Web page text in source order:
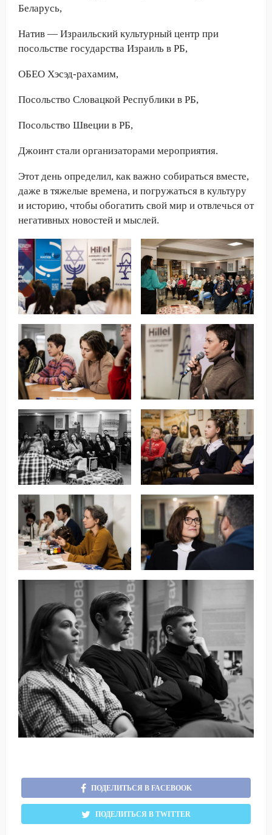
Беларусь,
Натив — Израильский культурный центр при
посольстве государства Израиль в РБ,
ОБЕО Хэсэд-рахамим,
Посольство Словацкой Республики в РБ,
Посольство Швеции в РБ,
Джоинт стали организаторами мероприятия.
Этот день определил, как важно собираться вместе,
даже в тяжелые времена, и погружаться в культуру
и историю, чтобы обогатить свой мир и отвлечься от
негативных новостей и мыслей.
ПОДЕЛИТЬСЯ В FACEBOOK
ПОДЕЛИТЬСЯ В TWITTER